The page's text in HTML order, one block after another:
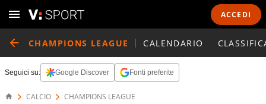
ACCEDI
CHAMPIONS LEAGUE CALENDARIO
Seguici su: Google Discover Fonti preferite
CALCIO CHAMPIONS LEAGUE